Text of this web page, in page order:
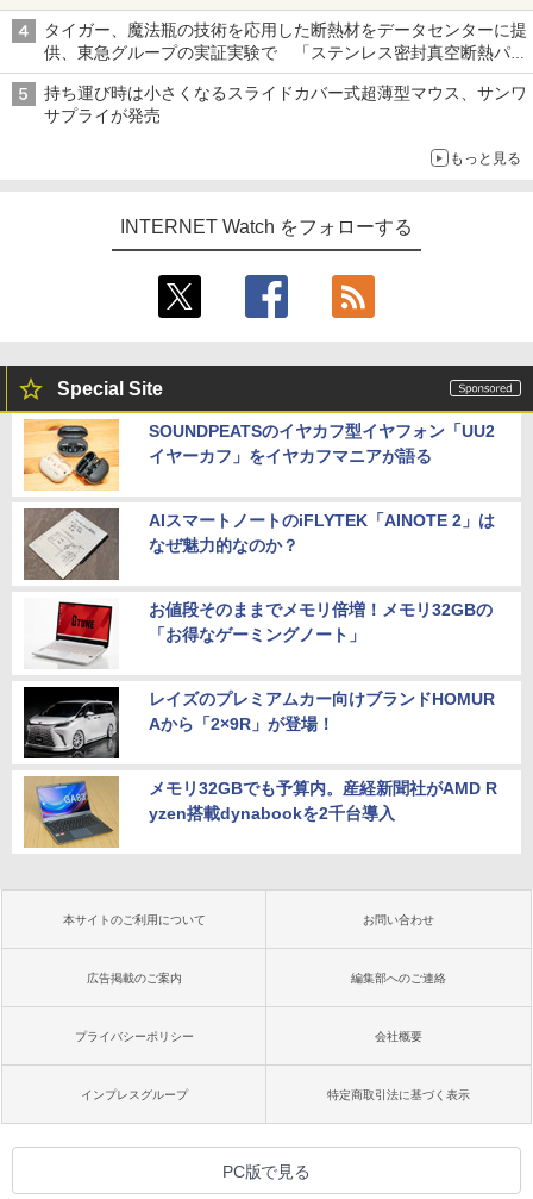
タイガー、魔法瓶の技術を応用した断熱材をデータセンターに提
供、東急グループの実証実験で 「ステンレス密封真空断熱パネ
ル TIVIP」
持ち運び時は小さくなるスライドカバー式超薄型マウス、サンワ
サプライが発売
もっと見る
INTERNET Watch をフォローする
Special Site
SOUNDPEATSのイヤカフ型イヤフォン「UU2
イヤーカフ」をイヤカフマニアが語る
AIスマートノートのiFLYTEK「AINOTE 2」は
なぜ魅力的なのか？
お値段そのままでメモリ倍増！メモリ32GBの
「お得なゲーミングノート」
レイズのプレミアムカー向けブランドHOMUR
Aから「2×9R」が登場！
メモリ32GBでも予算内。産経新聞社がAMD R
yzen搭載dynabookを2千台導入
本サイトのご利用について お問い合わせ
広告掲載のご案内 編集部へのご連絡
プライバシーポリシー 会社概要
インプレスグループ 特定商取引法に基づく表示
PC版で見る